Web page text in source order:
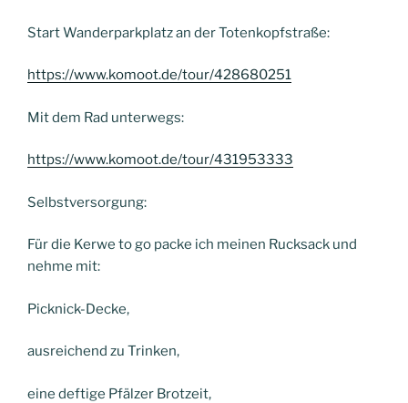
Start Wanderparkplatz an der Totenkopfstraße:
https://www.komoot.de/tour/428680251
Mit dem Rad unterwegs:
https://www.komoot.de/tour/431953333
Selbstversorgung:
Für die Kerwe to go packe ich meinen Rucksack und
nehme mit:
Picknick-Decke,
ausreichend zu Trinken,
eine deftige Pfälzer Brotzeit,